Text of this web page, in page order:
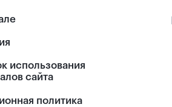
использования
сайта
политика